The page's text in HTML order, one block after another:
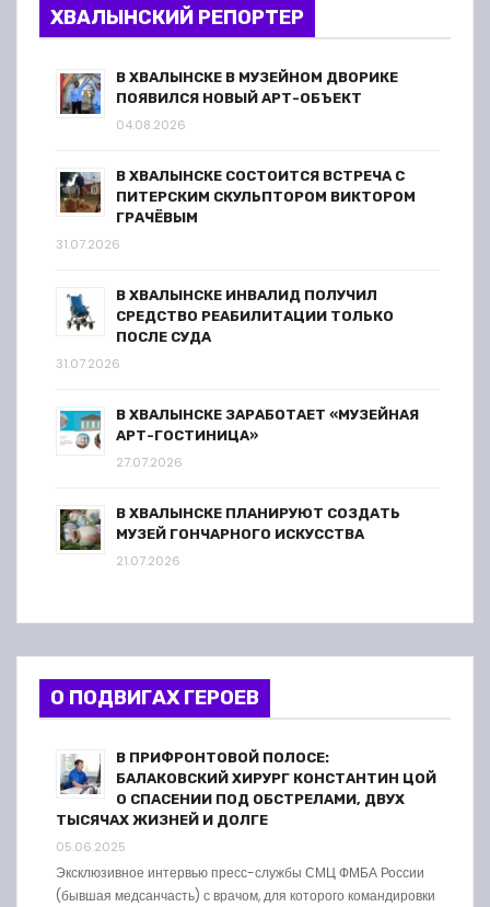
ХВАЛЫНСКИЙ РЕПОРТЕР
В ХВАЛЫНСКЕ В МУЗЕЙНОМ ДВОРИКЕ
ПОЯВИЛСЯ НОВЫЙ АРТ-ОБЪЕКТ
04.08.2026
В ХВАЛЫНСКЕ СОСТОИТСЯ ВСТРЕЧА С
ПИТЕРСКИМ СКУЛЬПТОРОМ ВИКТОРОМ
ГРАЧЁВЫМ
31.07.2026
В ХВАЛЫНСКЕ ИНВАЛИД ПОЛУЧИЛ
СРЕДСТВО РЕАБИЛИТАЦИИ ТОЛЬКО
ПОСЛЕ СУДА
31.07.2026
В ХВАЛЫНСКЕ ЗАРАБОТАЕТ «МУЗЕЙНАЯ
АРТ-ГОСТИНИЦА»
27.07.2026
В ХВАЛЫНСКЕ ПЛАНИРУЮТ СОЗДАТЬ
МУЗЕЙ ГОНЧАРНОГО ИСКУССТВА
21.07.2026
О ПОДВИГАХ ГЕРОЕВ
В ПРИФРОНТОВОЙ ПОЛОСЕ:
БАЛАКОВСКИЙ ХИРУРГ КОНСТАНТИН ЦОЙ
О СПАСЕНИИ ПОД ОБСТРЕЛАМИ, ДВУХ
ТЫСЯЧАХ ЖИЗНЕЙ И ДОЛГЕ
05.06.2025
Эксклюзивное интервью пресс-службы СМЦ ФМБА России
(бывшая медсанчасть) с врачом, для которого командировки